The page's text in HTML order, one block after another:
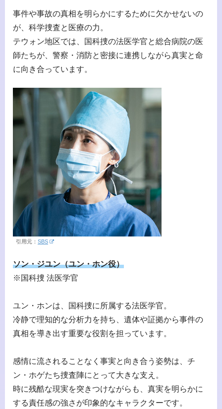
事件や事故の真相を明らかにするために欠かせないの
が、科学捜査と医療の力。
テウォン地区では、国科捜の法医学官と総合病院の医
師たちが、警察・消防と密接に連携しながら真実と命
に向き合っています。
引用元： SBS
ソン・ジユン（ユン・ホン役）
※国科捜 法医学官
ユン・ホンは、国科捜に所属する法医学官。
冷静で理知的な分析力を持ち、遺体や証拠から事件の
真相を導き出す重要な役割を担っています。
感情に流されることなく事実と向き合う姿勢は、チ
ン・ホゲたち捜査陣にとって大きな支え。
時に残酷な現実を突きつけながらも、真実を明らかに
する責任感の強さが印象的なキャラクターです。